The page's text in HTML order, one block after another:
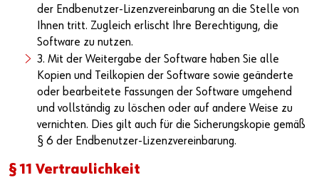
der Endbenutzer-Lizenzvereinbarung an die Stelle von
Ihnen tritt. Zugleich erlischt Ihre Berechtigung, die
Software zu nutzen.
3. Mit der Weitergabe der Software haben Sie alle
Kopien und Teilkopien der Software sowie geänderte
oder bearbeitete Fassungen der Software umgehend
und vollständig zu löschen oder auf andere Weise zu
vernichten. Dies gilt auch für die Sicherungskopie gemäß
§ 6 der Endbenutzer-Lizenzvereinbarung.
§ 11 Vertraulichkeit